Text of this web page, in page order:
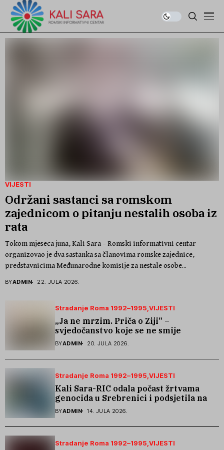
VIJESTI
Održani sastanci sa romskom
zajednicom o pitanju nestalih osoba iz
rata
Tokom mjeseca juna, Kali Sara – Romski informativni centar
organizovao je dva sastanka sa članovima romske zajednice,
predstavnicima Međunarodne komisije za nestale osobe...
BYADMIN 22. JULA 2026.
Stradanje Roma 1992–1995 VIJESTI
„Ja ne mrzim. Priča o Ziji“ –
svjedočanstvo koje se ne smije
zaboraviti
BYADMIN 20. JULA 2026.
Stradanje Roma 1992–1995 VIJESTI
Kali Sara-RIC odala počast žrtvama
genocida u Srebrenici i podsjetila na
stradanje Roma iz Skočića
BYADMIN 14. JULA 2026.
Stradanje Roma 1992–1995 VIJESTI